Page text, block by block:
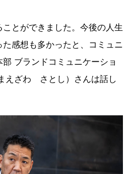
ことができました。今後の人生
感想も多かったと、コミュニ
ブランドコミュニケーショ
えざわ さとし）さんは話し